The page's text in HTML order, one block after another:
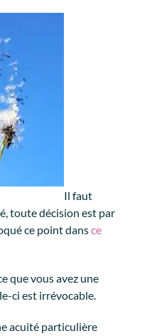
Il faut
toute décision est par
ce point dansce
que vous avez une
ci est irrévocable.
acuité particulière